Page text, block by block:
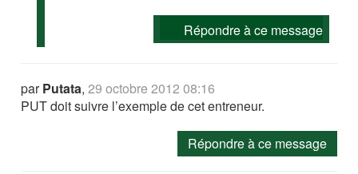
Répondre à ce message
parPutata,29 octobre 2012 08:16
PUT doit suivre l’exemple de cet entreneur.
Répondre à ce message